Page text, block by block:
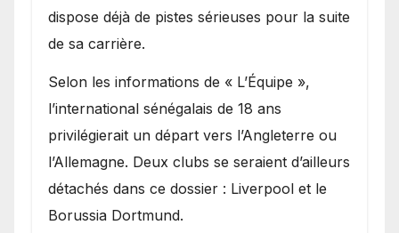
dispose déjà de pistes sérieuses pour la suite
de sa carrière.
Selon les informations de « L’Équipe »,
l’international sénégalais de 18 ans
privilégierait un départ vers l’Angleterre ou
l’Allemagne. Deux clubs se seraient d’ailleurs
détachés dans ce dossier : Liverpool et le
Borussia Dortmund.